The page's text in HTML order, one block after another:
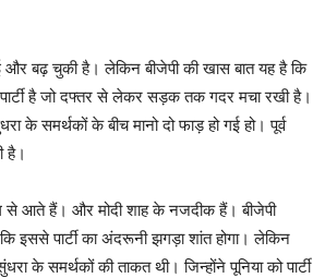
और बढ़ चुकी है। लेकिन बीजेपी की खास बात यह है कि
पार्टी है जो दफ्तर से लेकर सड़क तक गदर मचा रखी है।
के समर्थकों के बीच मानो दो फाड़ हो गई हो। पूर्व
है।
से आते हैं। और मोदी शाह के नजदीक हैं। बीजेपी
कि इससे पार्टी का अंदरूनी झगड़ा शांत होगा। लेकिन
के समर्थकों की ताकत थी। जिन्होंने पूनिया को पार्टी